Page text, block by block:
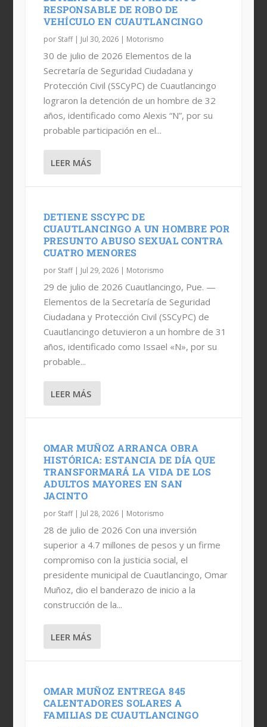
RESPONSABLE DE ROBO DE
VEHÍCULO EN CUAUTLANCINGO
por Staff| Jul 30, 2026| Motorismo
30 de julio de 2026 Elementos de la
Secretaría de Seguridad Ciudadana y
Protección Civil (SSCyPC) de Cuautlancingo
lograron la detención de un hombre de 32
años, identificado como Alexis “N”, por su
probable participación en el...
LEER MÁS
DETIENE SSCYPC DE
CUAUTLANCINGO A UN HOMBRE POR
PRESUNTO ABUSO SEXUAL CONTRA
CUATRO MENORES
por Staff| Jul 29, 2026| Motorismo
29 de julio de 2026 Cuautlancingo, Pue. —
Elementos de la Secretaría de Seguridad
Ciudadana y Protección Civil (SSCyPC) de
Cuautlancingo detuvieron a un hombre de 31
años, identificado como Issael «N», por su
probable...
LEER MÁS
OMAR MUÑOZ ARRANCA OBRA
HISTÓRICA: ESTANCIA DE DÍA QUE
TRANSFORMARÁ LA VIDA DE LOS
ADULTOS MAYORES EN SAN
JACINTO
por Staff| Jul 28, 2026| Motorismo
28 de julio de 2026 Con una inversión
superior a 4.7 millones de pesos y un firme
compromiso con la justicia social, el
presidente municipal de Cuautlancingo, Omar
Muñoz, dio el banderazo de inicio a la
construcción de la...
LEER MÁS
OMAR MUÑOZ ENTREGA 845
CALENTADORES SOLARES A
FAMILIAS DE CUAUTLANCINGO